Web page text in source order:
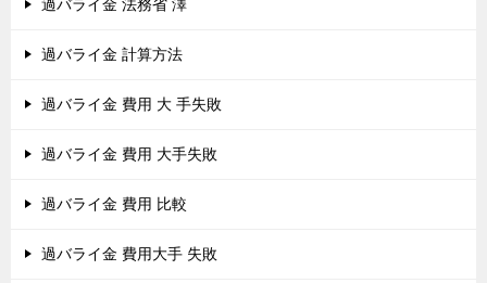
過バライ金 法務省 澤
過バライ金 計算方法
過バライ金 費用 大 手失敗
過バライ金 費用 大手失敗
過バライ金 費用 比較
過バライ金 費用大手 失敗